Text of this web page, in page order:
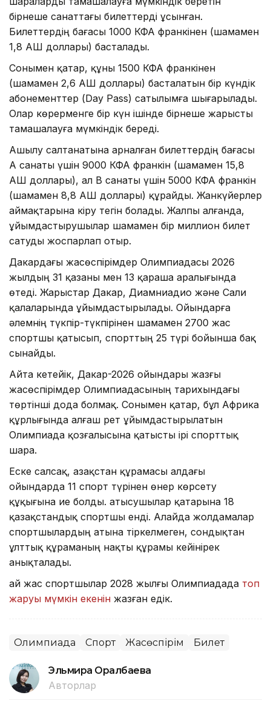
бірнеше санаттағы билеттерді ұсынған.
Билеттердің бағасы 1000 КФА франкінен (шамамен
1,8 АҚШ доллары) басталады.
Сонымен қатар, құны 1500 КФА франкінен
(шамамен 2,6 АҚШ доллары) басталатын бір күндік
абонементтер (Day Pass) сатылымға шығарылады.
Олар көрерменге бір күн ішінде бірнеше жарысты
тамашалауға мүмкіндік береді.
Ашылу салтанатына арналған билеттердің бағасы
А санаты үшін 9000 КФА франкін (шамамен 15,8
АҚШ доллары), ал B санаты үшін 5000 КФА франкін
(шамамен 8,8 АҚШ доллары) құрайды. Жанкүйерлер
аймақтарына кіру тегін болады. Жалпы алғанда,
ұйымдастырушылар шамамен бір миллион билет
сатуды жоспарлап отыр.
Дакардағы жасөспірімдер Олимпиадасы 2026
жылдың 31 қазаны мен 13 қараша аралығында
өтеді. Жарыстар Дакар, Диамниадио және Сали
қалаларында ұйымдастырылады. Ойындарға
әлемнің түкпір-түкпірінен шамамен 2700 жас
спортшы қатысып, спорттың 25 түрі бойынша бақ
сынайды.
Айта кетейік, Дакар-2026 ойындары жазғы
жасөспірімдер Олимпиадасының тарихындағы
төртінші дода болмақ. Сонымен қатар, бұл Африка
құрлығында алғаш рет ұйымдастырылатын
Олимпиада қозғалысына қатысты ірі спорттық
шара.
Еске салсақ, Қазақстан құрамасы алдағы
ойындарда 11 спорт түрінен өнер көрсету
құқығына ие болды. Қатысушылар қатарына 18
қазақстандық спортшы енді. Алайда жолдамалар
спортшылардың атына тіркелмеген, сондықтан
ұлттық құраманың нақты құрамы кейінірек
анықталады.
Қай жас спортшылар 2028 жылғы Олимпиадада топ
жаруы мүмкін екенін жазған едік.
Олимпиада Спорт Жасөспірім Билет
Эльмира Оралбаева
Авторлар